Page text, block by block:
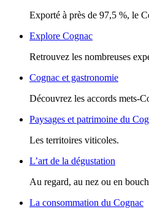
Exporté à près de 97,5 %, le
Explore Cognac
Retrouvez les nombreuses
Cognac et gastronomie
Découvrez les accords mets-
Paysages et patrimoine du
Les territoires viticoles.
L’art de la dégustation
Au regard, au nez ou en
La consommation du Cognac